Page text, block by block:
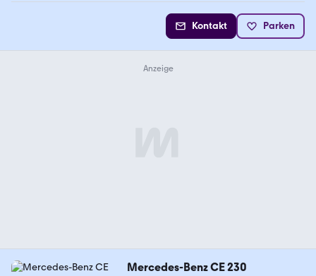
Kontakt Parken
Mercedes-Benz CE 230